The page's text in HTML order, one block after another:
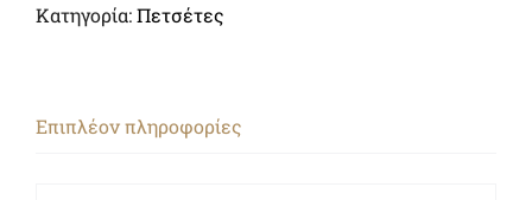
Κατηγορία:Πετσέτες
Επιπλέον πληροφορίες